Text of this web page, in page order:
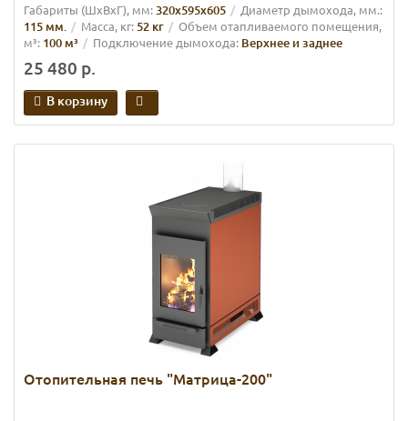
Габариты (ШхВхГ), мм:320х595х605 Диаметр дымохода, мм.:
115 мм. Масса, кг:52 кг
Объем отапливаемого помещения,
м³: 100 м³ Подключение дымохода: Верхнее и заднее
25 480 р.
В корзину
Отопительная печь "Матрица-200"